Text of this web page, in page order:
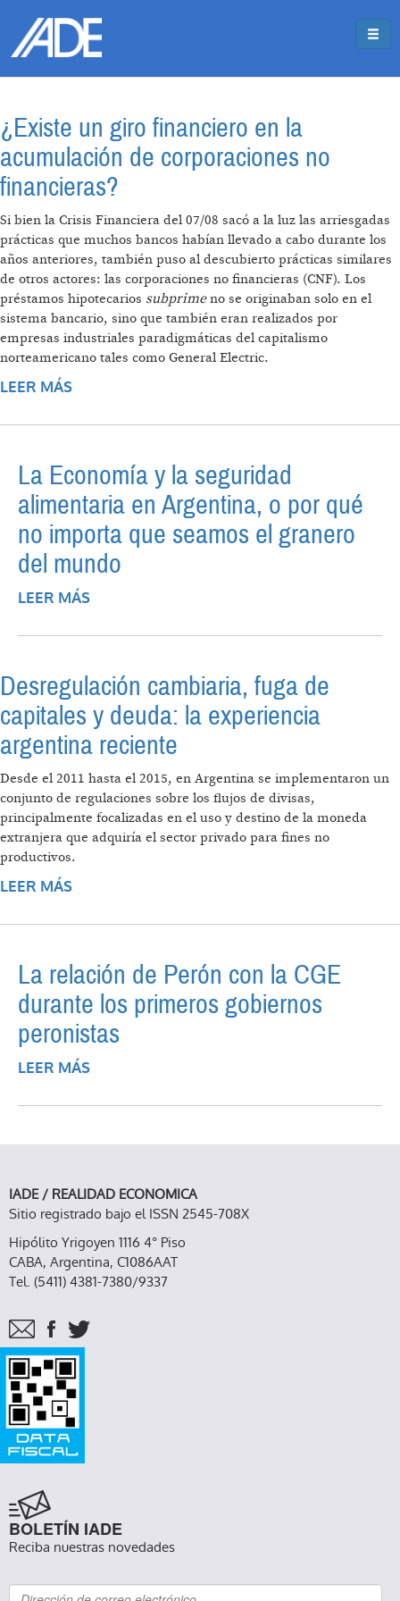
¿Existe un giro financiero en la
acumulación de corporaciones no
financieras?
Si bien la Crisis Financiera del 07/08 sacó a la luz las arriesgadas
prácticas que muchos bancos habían llevado a cabo durante los
años anteriores, también puso al descubierto prácticas similares
de otros actores: las corporaciones no financieras (CNF). Los
préstamos hipotecarios subprimeno se originaban solo en el
sistema bancario, sino que también eran realizados por
empresas industriales paradigmáticas del capitalismo
norteamericano tales como General Electric.
LEER MÁS
FINANCIERAS?
La Economía y la seguridad
alimentaria en Argentina, o por qué
no importa que seamos el granero
del mundo
LEER MÁS
NO IMPORTA QUE SEAMOS EL GRANERO
Desregulación cambiaria, fuga de
capitales y deuda: la experiencia
argentina reciente
Desde el 2011 hasta el 2015, en Argentina se implementaron un
conjunto de regulaciones sobre los flujos de divisas,
principalmente focalizadas en el uso y destino de la moneda
extranjera que adquiría el sector privado para fines no
productivos.
LEER MÁS
ARGENTINA RECIENTE
La relación de Perón con la CGE
durante los primeros gobiernos
peronistas
LEER MÁS
GOBIERNOS PERONISTAS
IADE / REALIDAD ECONOMICA
Sitio registrado bajo el ISSN 2545-708X
Hipólito Yrigoyen 1116 4° Piso
CABA, Argentina, C1086AAT
Tel. (5411) 4381-7380/9337
BOLETÍN IADE
Reciba nuestras novedades